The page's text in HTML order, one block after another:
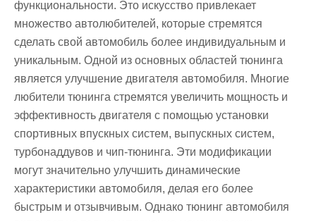
функциональности. Это искусство привлекает
множество автолюбителей, которые стремятся
сделать свой автомобиль более индивидуальным и
уникальным. Одной из основных областей тюнинга
является улучшение двигателя автомобиля. Многие
любители тюнинга стремятся увеличить мощность и
эффективность двигателя с помощью установки
спортивных впускных систем, выпускных систем,
турбонаддувов и чип-тюнинга. Эти модификации
могут значительно улучшить динамические
характеристики автомобиля, делая его более
быстрым и отзывчивым. Однако тюнинг автомобиля